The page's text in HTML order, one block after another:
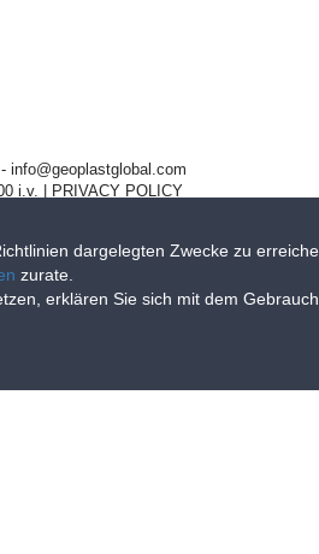
- info@geoplastglobal.com
i.v. | PRIVACY POLICY
dargelegten Zwecke zu
zurate.
erklären Sie sich mit dem